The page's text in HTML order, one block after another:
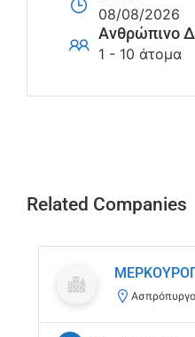
08/08/2026
Ανθρώπινο
1 - 10 άτομα
Related Companies